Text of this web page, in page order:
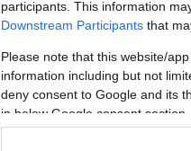
participants. This information
Downstream Participants that
Please note that this website/
information including but not
deny consent to Google and its
in below Google consent section.